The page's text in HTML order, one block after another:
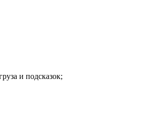
и подсказок;